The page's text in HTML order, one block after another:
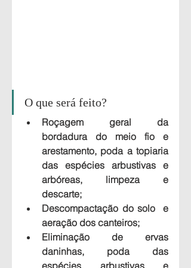
O que será feito?
Roçagem geral da
bordadura do meio fio e
arestamento, poda a topiaria
das espécies arbustivas e
arbóreas, limpeza e
descarte;
Descompactação do solo  e
aeração dos canteiros;
Eliminação de ervas
daninhas, poda das